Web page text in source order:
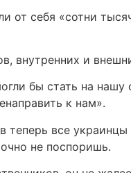
от себя «сотни
внутренних и
бы стать на
к нам».
теперь все
не поспоришь.